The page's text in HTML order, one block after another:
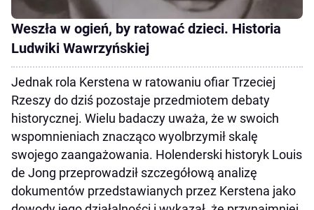
Weszła w ogień, by ratować dzieci. Historia
Ludwiki Wawrzyńskiej
Jednak rola Kerstena w ratowaniu ofiar Trzeciej
Rzeszy do dziś pozostaje przedmiotem debaty
historycznej. Wielu badaczy uważa, że w swoich
wspomnieniach znacząco wyolbrzymił skalę
swojego zaangażowania. Holenderski historyk Louis
de Jong przeprowadził szczegółową analizę
dokumentów przedstawianych przez Kerstena jako